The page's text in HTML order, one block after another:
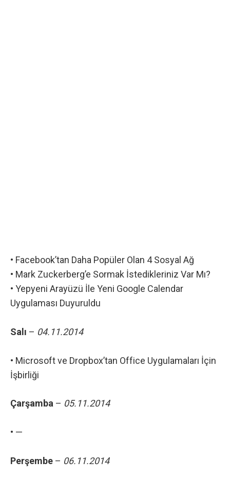
• Facebook’tan Daha Popüler Olan 4 Sosyal Ağ
• Mark Zuckerberg’e Sormak İstedikleriniz Var Mı?
• Yepyeni Arayüzü İle Yeni Google Calendar
Uygulaması Duyuruldu
Salı – 04.11.2014
• Microsoft ve Dropbox’tan Office Uygulamaları İçin
İşbirliği
Çarşamba – 05.11.2014
• —
Perşembe – 06.11.2014